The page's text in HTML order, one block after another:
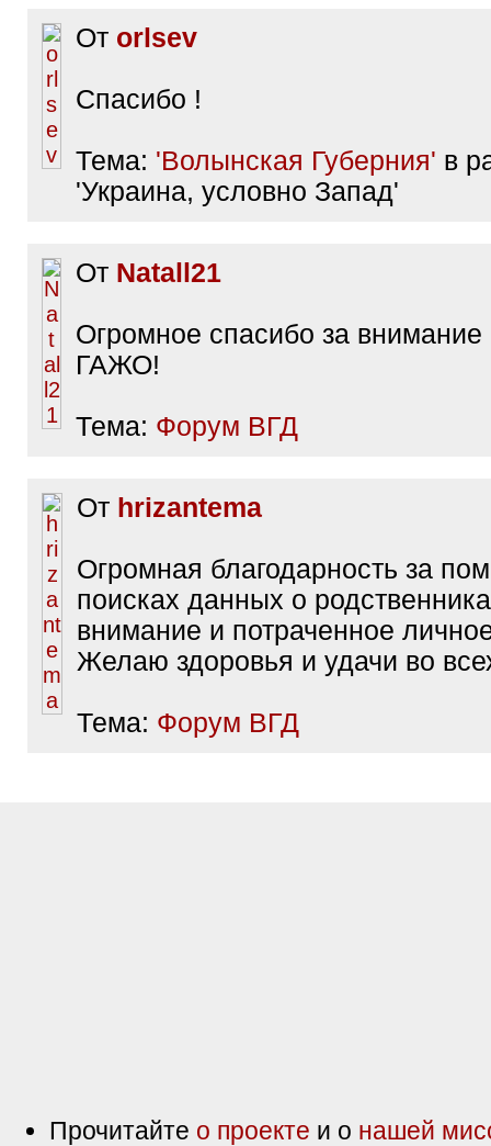
От orlsev
Спасибо !
Тема: 'Волынская Губерния' в
'Украина, условно Запад'
От Natall21
Огромное спасибо за
ГАЖО!
Тема: Форум ВГД
От hrizantema
Огромная благодарность за
поисках данных о
внимание и потраченное
Желаю здоровья и удачи во
Тема: Форум ВГД
Прочитайте о проекте и о нашей